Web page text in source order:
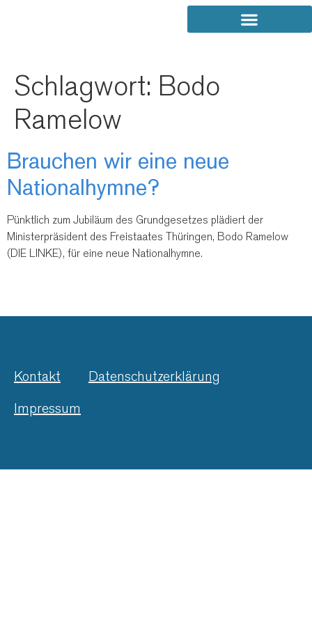
Schlagwort: Bodo
Ramelow
Brauchen wir eine neue
Nationalhymne?
Pünktlich zum Jubiläum des Grundgesetzes plädiert der
Ministerpräsident des Freistaates Thüringen, Bodo Ramelow
(DIE LINKE), für eine neue Nationalhymne.
Kontakt
Datenschutzerklärung
Impressum